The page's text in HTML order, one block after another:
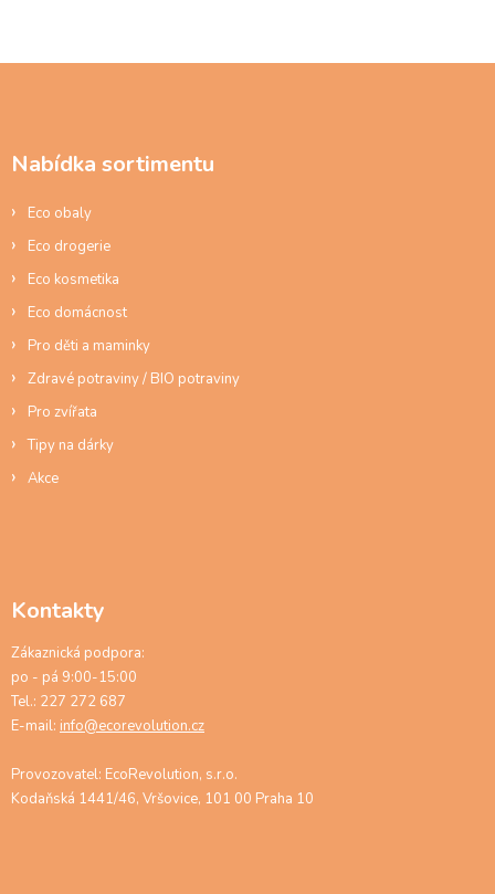
Nabídka sortimentu
Eco obaly
Eco drogerie
Eco kosmetika
Eco domácnost
Pro děti a maminky
Zdravé potraviny / BIO potraviny
Pro zvířata
Tipy na dárky
Akce
Kontakty
Zákaznická podpora:
po - pá 9:00-15:00
Tel.: 227 272 687
E-mail: info@ecorevolution.cz
Provozovatel: EcoRevolution, s.r.o.
Kodaňská 1441/46, Vršovice, 101 00 Praha 10